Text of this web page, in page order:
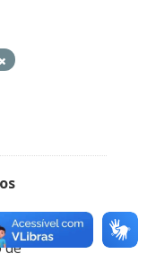
pelas
de